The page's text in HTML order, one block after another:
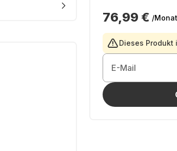
76,99 € /Monat
Dieses Produkt
E-Mail